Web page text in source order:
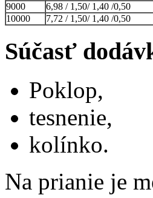
9000
6,98 / 1,50/ 1,40 /0,50
10000
7,72 / 1,50/ 1,40 /0,50
Súčasť
Poklop,
tesnenie,
kolínko.
Na prianie je